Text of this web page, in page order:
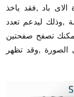
باد ,فقد ياخذ
,وذلك ليدعم تعدد
تصفح صفحتين
,وقد تظهر